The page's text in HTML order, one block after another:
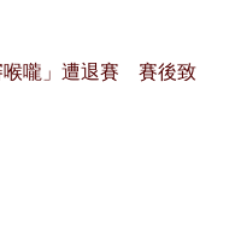
喉嚨」遭退賽 賽後致